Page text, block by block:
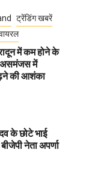
ट्रेंडिंग खबरें
में कम होने के
असमंजस में
की आशंका
के छोटे भाई
नेता अपर्णा